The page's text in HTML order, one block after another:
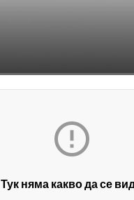

Тук няма какво да се